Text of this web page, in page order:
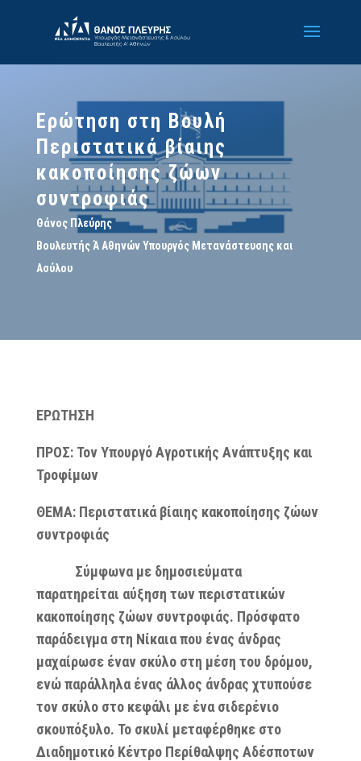
Ερώτηση στη Βουλή
Περιστατικά βίαιης
κακοποίησης ζώων
συντροφιάς
Θάνος Πλεύρης
Βουλευτής Ά Αθηνών Υπουργός Μετανάστευσης και
Ασύλου
ΕΡΩΤΗΣΗ
ΠΡΟΣ:Τον Υπουργό Αγροτικής Ανάπτυξης και
Τροφίμων
ΘΕΜΑ: Περιστατικά βίαιης κακοποίησης ζώων
συντροφιάς
Σύμφωνα με δημοσιεύματα
παρατηρείται αύξηση των περιστατικών
κακοποίησης ζώων συντροφιάς. Πρόσφατο
παράδειγμα στη Νίκαια που ένας άνδρας
μαχαίρωσε έναν σκύλο στη μέση του δρόμου,
ενώ παράλληλα ένας άλλος άνδρας χτυπούσε
τον σκύλο στο κεφάλι με ένα σιδερένιο
σκουπόξυλο. Το σκυλί μεταφέρθηκε στο
Διαδημοτικό Κέντρο Περίθαλψης Αδέσποτων